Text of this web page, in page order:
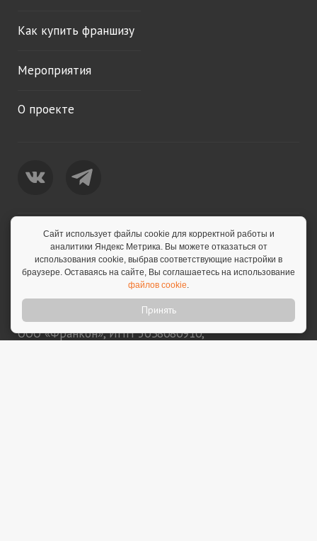
Как купить франшизу
Мероприятия
О проекте
Политика конфиденциальности
Согласие на обработку персональных данных
Политика обработки персональных данных
© 2026 Franshiza.ru • Франшиза.рф
ООО «Франкон», ИНН 5038080910,
Сайт использует файлы cookie для корректной работы и
аналитики Яндекс Метрика. Вы можете отказаться от
использования cookie, выбрав соответствующие настройки в
браузере. Оставаясь на сайте, Вы соглашаетесь на использование
файлов cookie.
Принять